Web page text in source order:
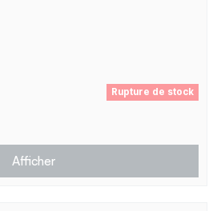
Rupture de stock
Afficher